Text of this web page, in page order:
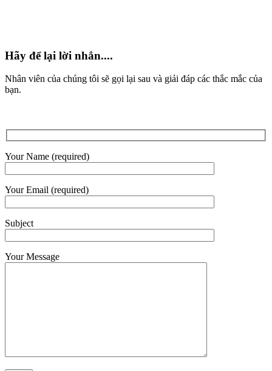
Hãy để lại lời nhắn....
Nhân viên của chúng tôi sẽ gọi lại sau và giải đáp các thắc mắc của
bạn.
Your Name (required)
Your Email (required)
Subject
Your Message